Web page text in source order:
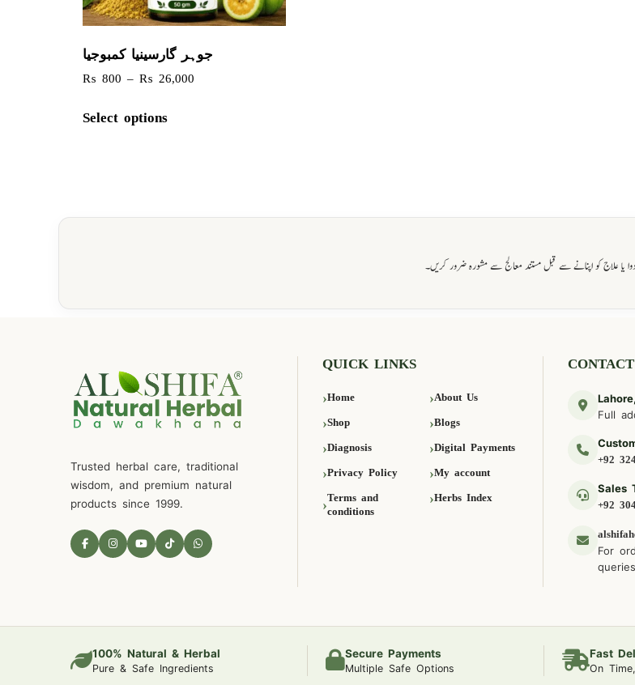
جوہر گارسینیا کمبوجیا
₨ 800 – ₨ 26,000
Select options
یا علاج کو اپنانے سے قبل مستند معالج سے مشورہ ضرور کریں۔
Trusted herbal care, traditional
wisdom, and premium natural
products since 1999.
QUICK LINKS
Home About Us
Shop Blogs
Diagnosis Digital Payments
Privacy Policy My account
Terms and
conditions
Herbs Index
Full
+92
Sales
+92
For
100% Natural & Herbal
Pure & Safe Ingredients
Secure Payments
Multiple Safe Options
Fast
On